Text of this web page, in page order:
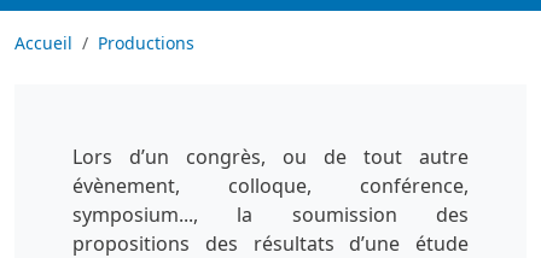
Accueil Productions
Lors d’un congrès, ou de tout autre
évènement, colloque, conférence,
symposium..., la soumission des
propositions des résultats d’une étude